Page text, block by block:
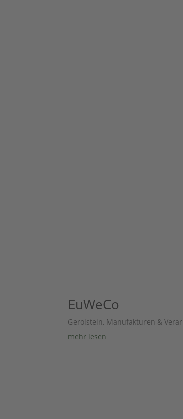
EuWeCo
Gerolstein, Manufakturen &
mehr lesen